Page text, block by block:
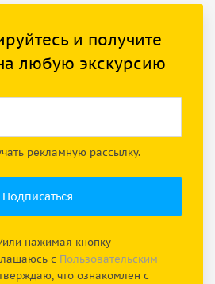
и получите
любую экскурсию
рекламную рассылку.
или нажимая кнопку
с Пользовательским
что ознакомлен с